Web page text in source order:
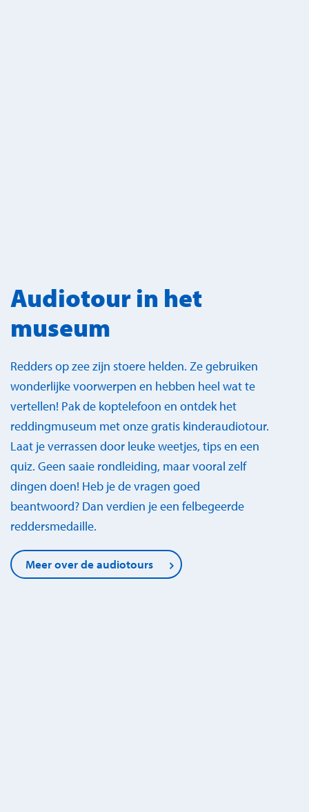
Audiotour in het
museum
Redders op zee zijn stoere helden. Ze gebruiken
wonderlijke voorwerpen en hebben heel wat te
vertellen! Pak de koptelefoon en ontdek het
reddingmuseum met onze gratis kinderaudiotour.
Laat je verrassen door leuke weetjes, tips en een
quiz. Geen saaie rondleiding, maar vooral zelf
dingen doen! Heb je de vragen goed
beantwoord? Dan verdien je een felbegeerde
reddersmedaille.
Meer over de audiotours